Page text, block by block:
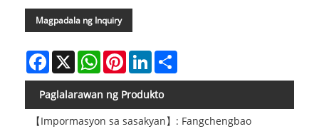
Magpadala ng Inquiry
Facebook
X WhatsAppPinterestLinkedIn
Paglalarawan ng Produkto
【Impormasyon sa sasakyan】: Fangchengbao